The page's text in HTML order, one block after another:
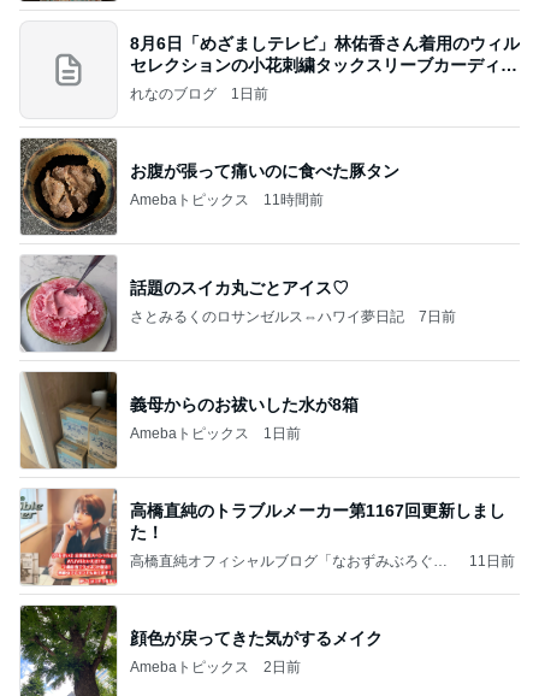
8月6日「めざましテレビ」林佑香さん着用のウィル
セレクションの小花刺繍タックスリーブカーディガ
ン
れなのブログ 1日前
お腹が張って痛いのに食べた豚タン
Amebaトピックス 11時間前
話題のスイカ丸ごとアイス♡
さとみるくのロサンゼルス⇔ハワイ夢日記 7日前
義母からのお祓いした水が8箱
Amebaトピックス 1日前
高橋直純のトラブルメーカー第1167回更新しまし
た！
高橋直純オフィシャルブログ「なおずみぶろぐ」
11日前
顔色が戻ってきた気がするメイク
Amebaトピックス 2日前